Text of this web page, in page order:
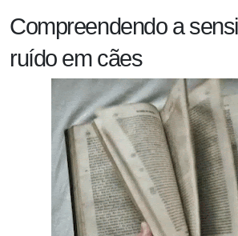
Compreendendo a
ruído em cães